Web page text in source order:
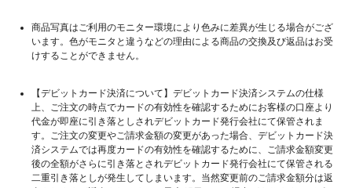
商品写真はご利用のモニター環境により色みに差異が生じる場合がござ
います。色がモニタと違うなどの理由による商品の交換及び返品はお受
けすることができません。
【デビットカード決済について】デビットカード決済システムの仕様
上、ご注文の時点でカードの有効性を確認するためにお客様の口座より
代金が即座に引き落としされデビットカード発行会社にて保管されま
す。ご注文の変更やご請求金額の変更があった場合、デビットカード決
済システムでは再度カードの有効性を確認するために、ご請求金額変更
後の全額がさらに引き落とされデビットカード発行会社にて保管される
二重引き落としが発生してしまいます。当然変更前のご請求金額分は返